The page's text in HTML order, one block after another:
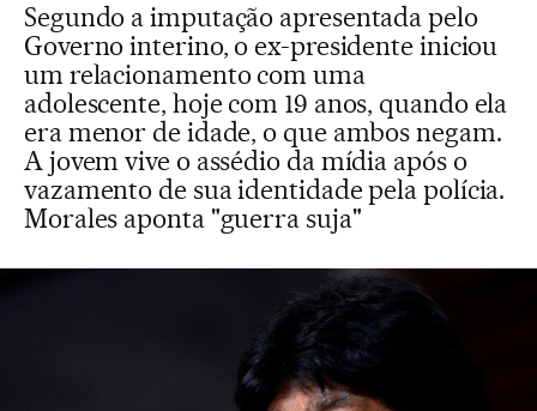
Segundo a imputação apresentada pelo
Governo interino, o ex-presidente iniciou
um relacionamento com uma
adolescente, hoje com 19 anos, quando ela
era menor de idade, o que ambos negam.
A jovem vive o assédio da mídia após o
vazamento de sua identidade pela polícia.
Morales aponta "guerra suja"